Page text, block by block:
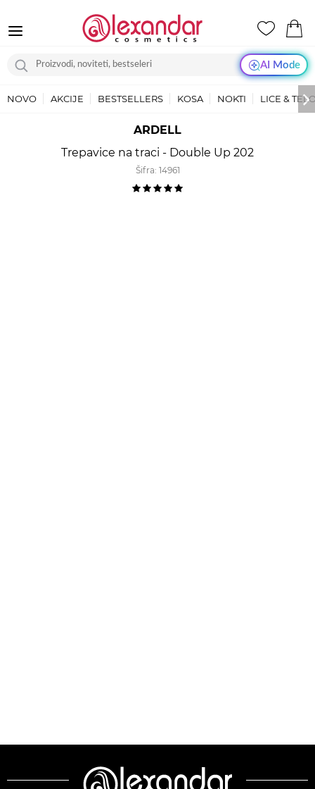
AI Mode
NOVO AKCIJE BESTSELLERS KOSA NOKTI LICE &
ARDELL
Trepavice na traci - Double Up 202
Šifra: 14961